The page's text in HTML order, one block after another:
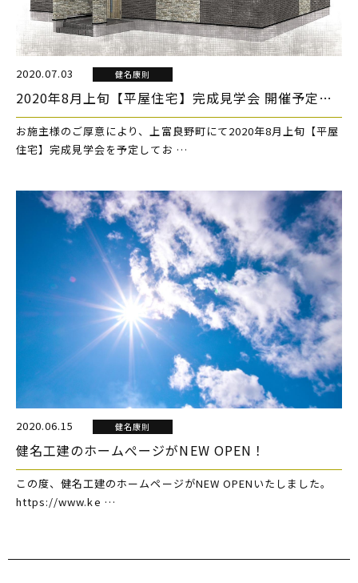
2020.07.03 健名康則
2020年8月上旬【平屋住宅】完成見学会 開催予定です。
お施主様のご厚意により、上富良野町にて2020年8月上旬【平屋
住宅】完成見学会を予定してお …
2020.06.15 健名康則
健名工建のホームぺージがNEW OPEN！
この度、健名工建のホームページがNEW OPENいたしました。
https://www.ke …